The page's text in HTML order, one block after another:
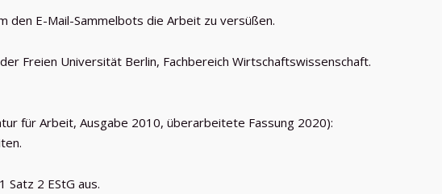
den E-Mail-Sammelbots die Arbeit zu versüßen.
Freien Universität Berlin, Fachbereich Wirtschaftswissenschaft.
für Arbeit, Ausgabe 2010, überarbeitete Fassung 2020):
2 EStG aus.